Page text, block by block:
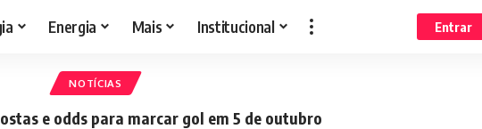
Energia Mais Institucional Entrar
NOTÍCIAS
e odds para marcar gol em 5 de outubro